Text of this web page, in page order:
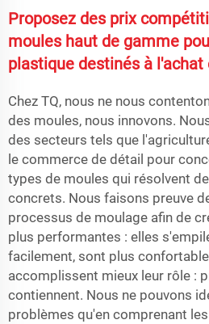
Proposez des prix
moules haut de gamme
plastique destinés à l'achat
Chez TQ, nous ne nous
des moules, nous innovons.
des secteurs tels que
le commerce de détail pour
types de moules qui résolvent
concrets. Nous faisons preuve
processus de moulage afin de
plus performantes : elles
facilement, sont plus
accomplissent mieux leur rôle :
contiennent. Nous ne pouvons
problèmes qu'en comprenant